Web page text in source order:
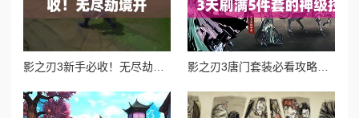
影之刃3新手必收！无尽劫境开启终极攻略，主线任务速通秘籍 影之刃3唐门套装必看攻略！3天刷满5件套的神级技巧